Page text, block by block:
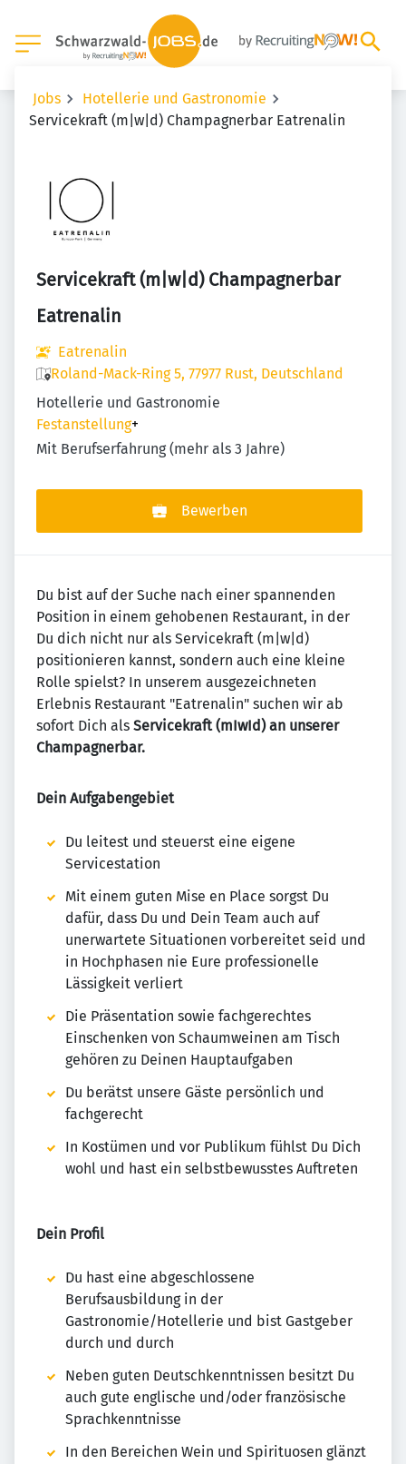
Jobs
Hotellerie und Gastronomie
Servicekraft (m|w|d) Champagnerbar Eatrenalin
Servicekraft (m|w|d) Champagnerbar
Eatrenalin
Eatrenalin
Roland-Mack-Ring 5, 77977 Rust, Deutschland
Hotellerie und Gastronomie
Festanstellung+
Mit Berufserfahrung (mehr als 3 Jahre)
Bewerben
Du bist auf der Suche nach einer spannenden
Position in einem gehobenen Restaurant, in der
Du dich nicht nur als Servicekraft (m|w|d)
positionieren kannst, sondern auch eine kleine
Rolle spielst? In unserem ausgezeichneten
Erlebnis Restaurant "Eatrenalin" suchen wir ab
sofort Dich als Servicekraft (mIwId) an unserer
Champagnerbar.
Dein Aufgabengebiet
Du leitest und steuerst eine eigene
Servicestation
Mit einem guten Mise en Place sorgst Du
dafür, dass Du und Dein Team auch auf
unerwartete Situationen vorbereitet seid und
in Hochphasen nie Eure professionelle
Lässigkeit verliert
Die Präsentation sowie fachgerechtes
Einschenken von Schaumweinen am Tisch
gehören zu Deinen Hauptaufgaben
Du berätst unsere Gäste persönlich und
fachgerecht
In Kostümen und vor Publikum fühlst Du Dich
wohl und hast ein selbstbewusstes Auftreten
Dein Profil
Du hast eine abgeschlossene
Berufsausbildung in der
Gastronomie/Hotellerie und bist Gastgeber
durch und durch
Neben guten Deutschkenntnissen besitzt Du
auch gute englische und/oder französische
Sprachkenntnisse
In den Bereichen Wein und Spirituosen glänzt